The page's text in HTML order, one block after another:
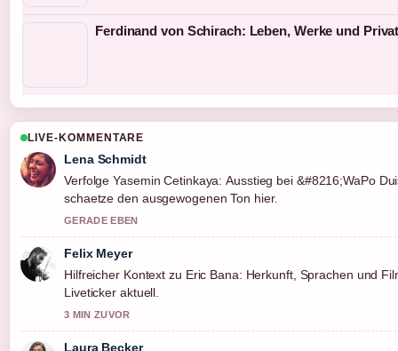
Ferdinand von Schirach: Leben, Werke und
LIVE-KOMMENTARE
Lena Schmidt
Verfolge Yasemin Cetinkaya: Ausstieg bei &#8216;WaPo
schaetze den ausgewogenen Ton hier.
GERADE EBEN
Felix Meyer
Hilfreicher Kontext zu Eric Bana: Herkunft, Sprachen und
Liveticker aktuell.
3 MIN ZUVOR
Laura Becker